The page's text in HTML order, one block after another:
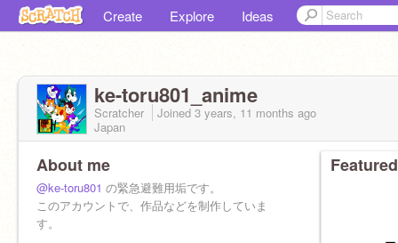
Create Explore Ideas
ke-toru801_anime
Scratcher Joined 3 years, 11 months ago
Japan
About me
@ke-toru801 の緊急避難用垢です。
このアカウントで、作品などを制作していま
す。